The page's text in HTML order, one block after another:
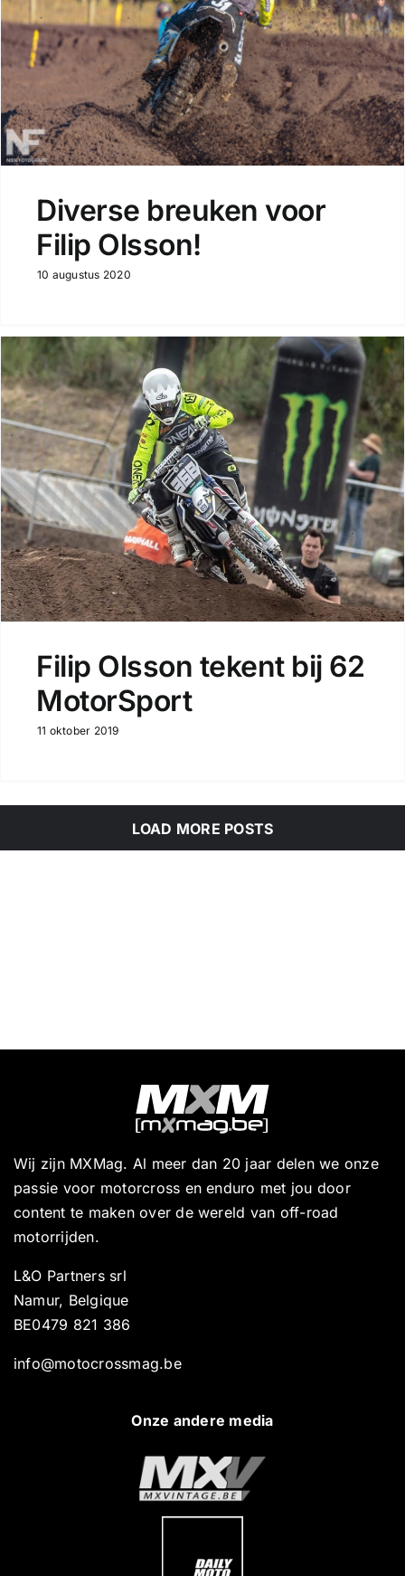
Diverse breuken voor
Filip Olsson!
10 augustus 2020
Filip Olsson tekent bij 62
MotorSport
11 oktober 2019
LOAD MORE POSTS
Wij zijn MXMag. Al meer dan 20 jaar delen we onze
passie voor motorcross en enduro met jou door
content te maken over de wereld van off-road
motorrijden.
L&O Partners srl
Namur, Belgique
BE0479 821 386
info@motocrossmag.be
Onze andere media